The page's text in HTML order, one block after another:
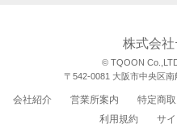
株式会
© TQOON
〒542-0081 大阪市中央区
会社紹介 営業所案内 特定商
利用規約
サ